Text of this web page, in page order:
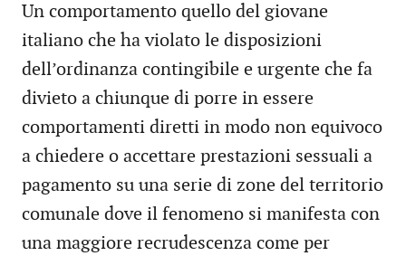
Un comportamento quello del giovane
italiano che ha violato le disposizioni
dell’ordinanza contingibile e urgente che fa
divieto a chiunque di porre in essere
comportamenti diretti in modo non equivoco
a chiedere o accettare prestazioni sessuali a
pagamento su una serie di zone del territorio
comunale dove il fenomeno si manifesta con
una maggiore recrudescenza come per